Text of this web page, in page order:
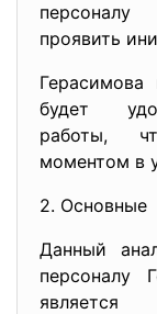
персоналу
проявить
будет
работы,
моментом в
2.
Данный
персоналу
является